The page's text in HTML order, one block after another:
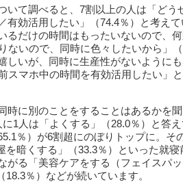
いて調べると、7割以上の人は「どう
有効活用したい」（74.4％）と考え
るだけの時間はもったいないので、
ないので、同時に色々したいから」
いが、同時に生産性がないようにも
スマホ中の時間を有効活用したい」
時に別のことをすることはあるかを
1人は「よくする」（28.0％）と答
％）が6割超にのぼりトップに。そ
暗くする」（33.3％）といった就
がる「美容ケアをする（フェイスパ
％）などが続いています。